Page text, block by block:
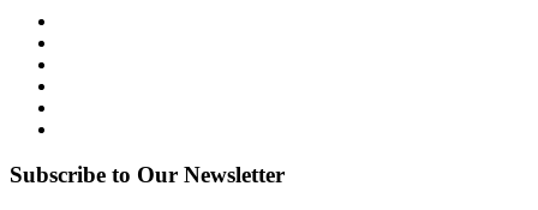
Subscribe to Our Newsletter